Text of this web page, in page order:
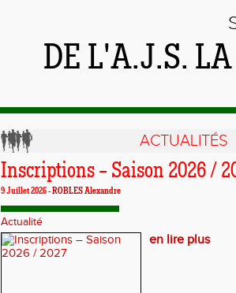
DE L'A.J.S.
ACTUALITÉS
Inscriptions – Saison 2026 /
9 Juillet 2026 -ROBLES Alexandre
Actualité
en lire plus